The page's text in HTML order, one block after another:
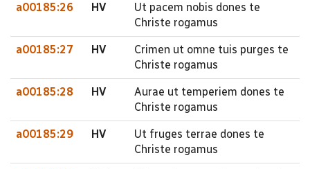
a00185:26 HV
Ut pacem nobis dones te
Christe rogamus
a00185:27 HV
Crimen ut omne tuis purges te
Christe rogamus
a00185:28 HV
Aurae ut temperiem dones te
Christe rogamus
a00185:29 HV
Ut fruges terrae dones te
Christe rogamus